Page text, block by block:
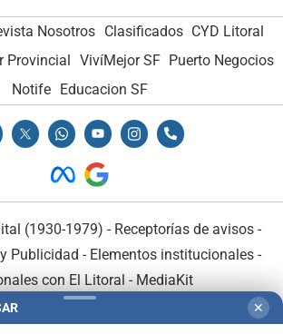
Nosotros Clasificados CYD Litoral
Provincial VivíMejor SF Puerto Negocios
Notife
Educacion SF
(1930-1979) - Receptorías de avisos -
Publicidad - Elementos institucionales-
con El Litoral - MediaKit
✕